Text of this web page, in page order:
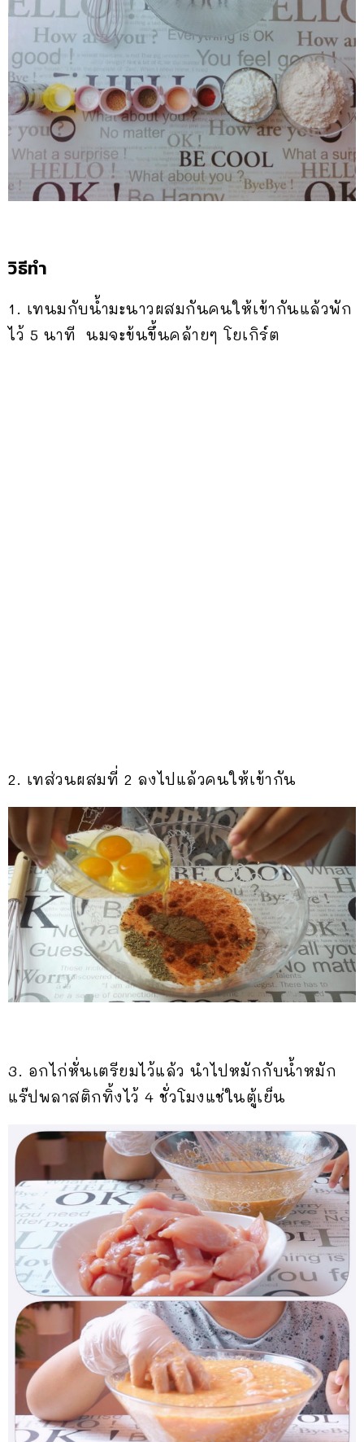
วิธีทำ
1. เทนมกับน้ำมะนาวผสมกันคนให้เข้ากันแล้วพัก
ไว้ 5 นาที นมจะข้นขึ้นคล้ายๆ โยเกิร์ต
2. เทส่วนผสมที่ 2 ลงไปแล้วคนให้เข้ากัน
3. อกไก่หั่นเตรียมไว้แล้ว นำไปหมักกับน้ำหมัก
แร๊ปพลาสติกทิ้งไว้ 4 ชั่วโมงแช่ในตู้เย็น